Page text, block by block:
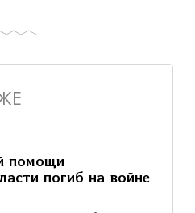
помощи
погиб на войне